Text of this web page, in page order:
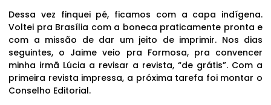
Dessa vez finquei pé, ficamos com a capa indígena.
Voltei pra Brasília com a boneca praticamente pronta e
com a missão de dar um jeito de imprimir. Nos dias
seguintes, o Jaime veio pra Formosa, pra convencer
minha irmã Lúcia a revisar a revista, “de grátis”. Com a
primeira revista impressa, a próxima tarefa foi montar o
Conselho Editorial.